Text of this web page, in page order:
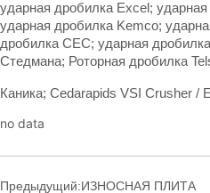
no data
Предыдущий:ИЗНОСНАЯ ПЛИТА